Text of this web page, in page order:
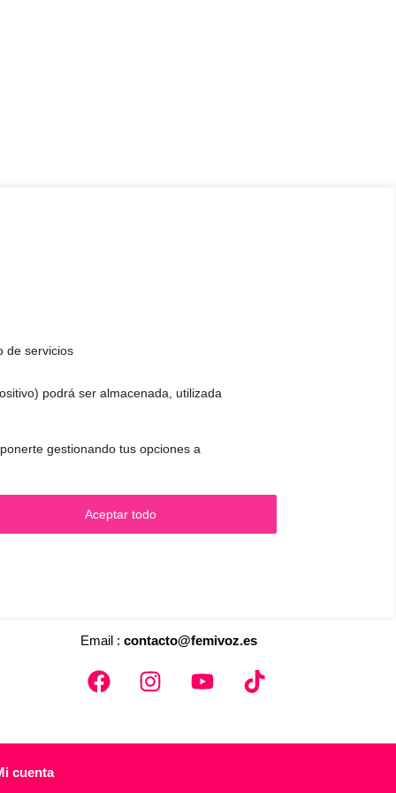
de servicios
podrá ser almacenada, utilizada
gestionando tus opciones a
Aceptar todo
Email : contacto@femivoz.es
cuenta